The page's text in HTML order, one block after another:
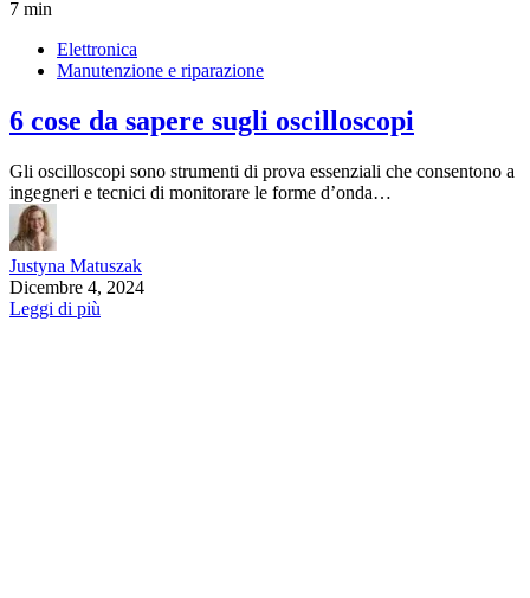
7 min
Elettronica
Manutenzione e riparazione
6 cose da sapere sugli oscilloscopi
Gli oscilloscopi sono strumenti di prova essenziali che consentono a
ingegneri e tecnici di monitorare le forme d’onda…
Justyna Matuszak
Dicembre 4, 2024
Leggi di più